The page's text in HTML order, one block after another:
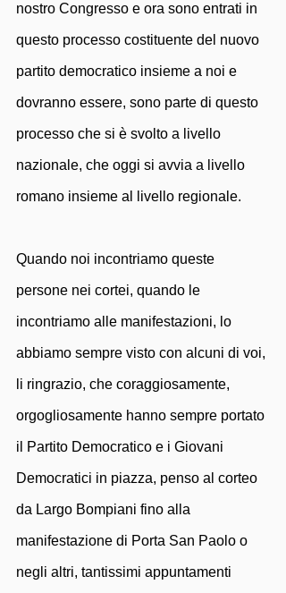
nostro Congresso e ora sono entrati in
questo processo costituente del nuovo
partito democratico insieme a noi e
dovranno essere, sono parte di questo
processo che si è svolto a livello
nazionale, che oggi si avvia a livello
romano insieme al livello regionale.
Quando noi incontriamo queste
persone nei cortei, quando le
incontriamo alle manifestazioni, lo
abbiamo sempre visto con alcuni di voi,
li ringrazio, che coraggiosamente,
orgogliosamente hanno sempre portato
il Partito Democratico e i Giovani
Democratici in piazza, penso al corteo
da Largo Bompiani fino alla
manifestazione di Porta San Paolo o
negli altri, tantissimi appuntamenti